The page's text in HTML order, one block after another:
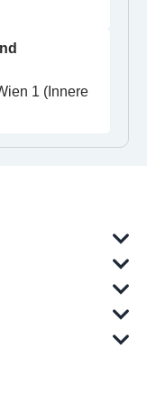
1 (Innere